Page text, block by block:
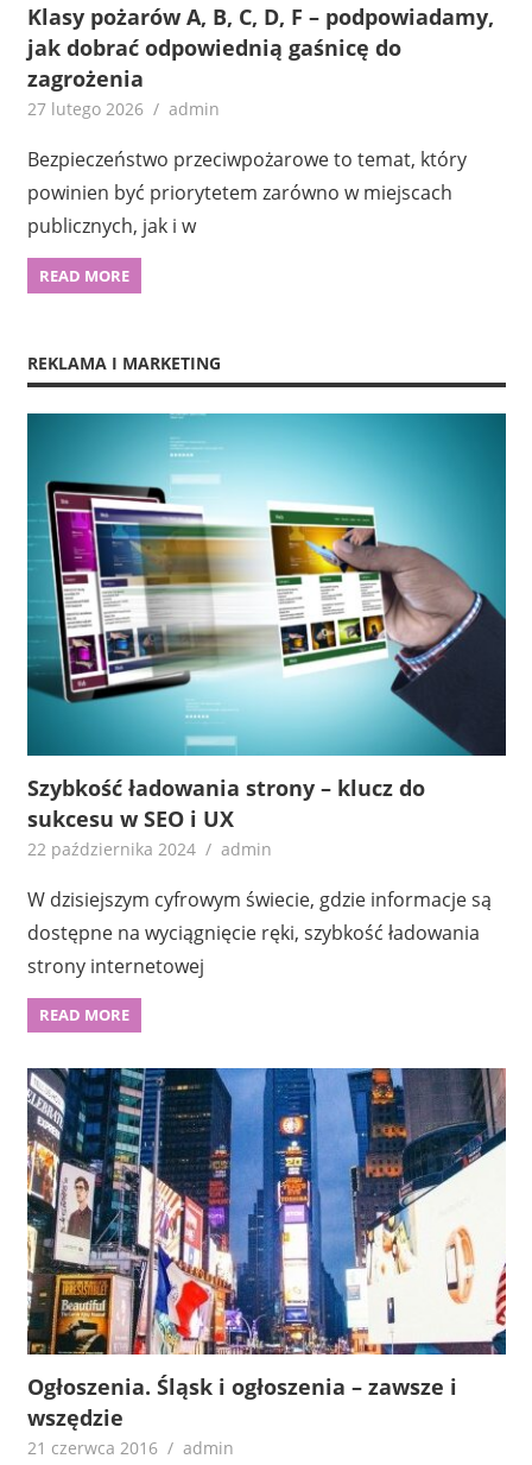
Klasy pożarów A, B, C, D, F – podpowiadamy,
jak dobrać odpowiednią gaśnicę do
zagrożenia
27 lutego 2026 admin
Bezpieczeństwo przeciwpożarowe to temat, który
powinien być priorytetem zarówno w miejscach
publicznych, jak i w
READ MORE
REKLAMA I MARKETING
Szybkość ładowania strony – klucz do
sukcesu w SEO i UX
22 października 2024 admin
W dzisiejszym cyfrowym świecie, gdzie informacje są
dostępne na wyciągnięcie ręki, szybkość ładowania
strony internetowej
READ MORE
Ogłoszenia. Śląsk i ogłoszenia – zawsze i
wszędzie
21 czerwca 2016 admin